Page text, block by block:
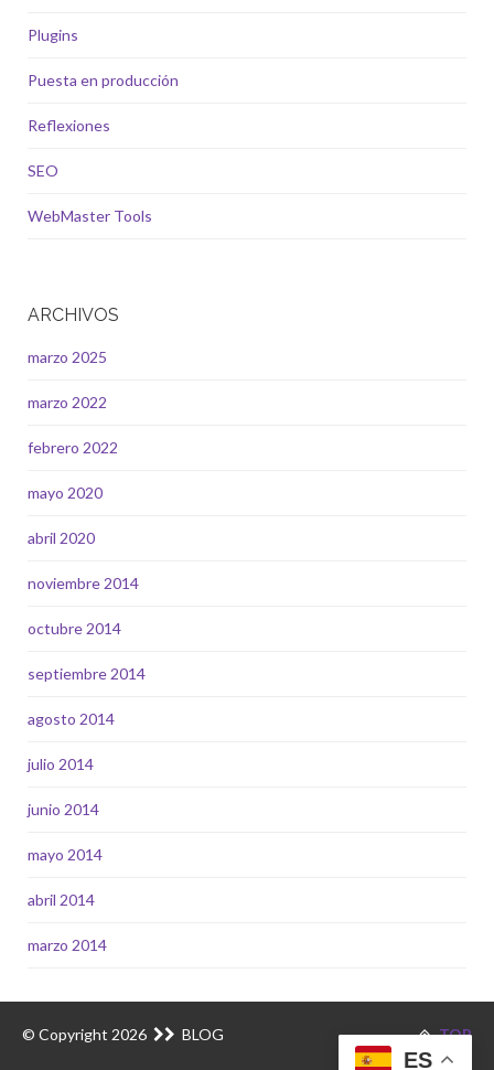
Plugins
Puesta en producción
Reflexiones
SEO
WebMaster Tools
ARCHIVOS
marzo 2025
marzo 2022
febrero 2022
mayo 2020
abril 2020
noviembre 2014
octubre 2014
septiembre 2014
agosto 2014
julio 2014
junio 2014
mayo 2014
abril 2014
marzo 2014
© Copyright 2026 BLOG TOP
ES